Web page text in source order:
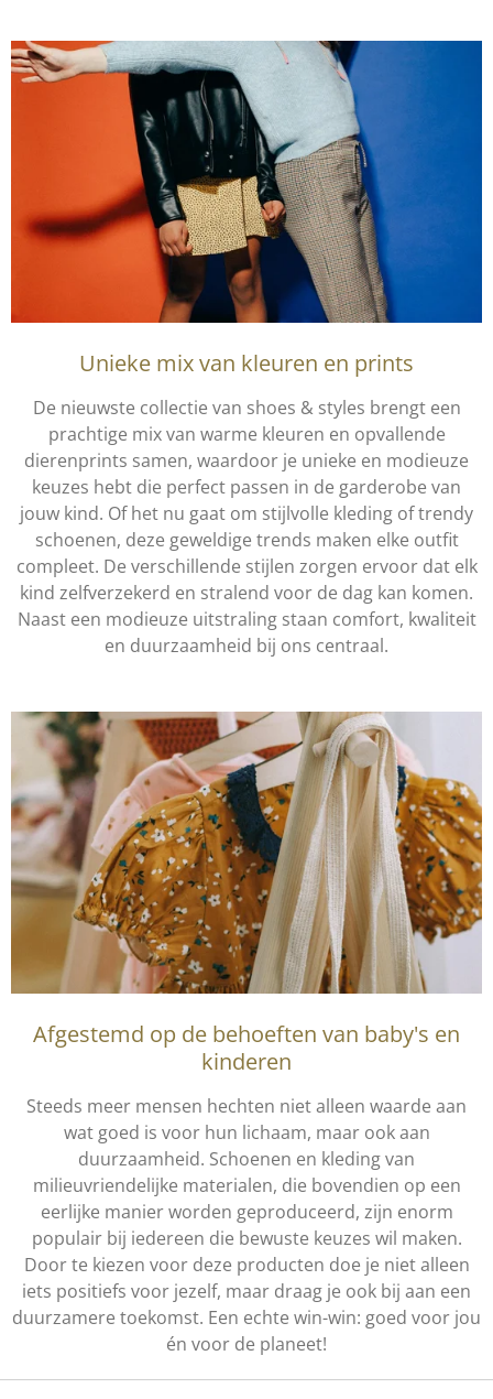
Unieke mix van kleuren en prints
De nieuwste collectie van shoes & styles brengt een
prachtige mix van warme kleuren en opvallende
dierenprints samen, waardoor je unieke en modieuze
keuzes hebt die perfect passen in de garderobe van
jouw kind. Of het nu gaat om stijlvolle kleding of trendy
schoenen, deze geweldige trends maken elke outfit
compleet. De verschillende stijlen zorgen ervoor dat elk
kind zelfverzekerd en stralend voor de dag kan komen.
Naast een modieuze uitstraling staan comfort, kwaliteit
en duurzaamheid bij ons centraal.
Afgestemd op de behoeften van baby's en
kinderen
Steeds meer mensen hechten niet alleen waarde aan
wat goed is voor hun lichaam, maar ook aan
duurzaamheid. Schoenen en kleding van
milieuvriendelijke materialen, die bovendien op een
eerlijke manier worden geproduceerd, zijn enorm
populair bij iedereen die bewuste keuzes wil maken.
Door te kiezen voor deze producten doe je niet alleen
iets positiefs voor jezelf, maar draag je ook bij aan een
duurzamere toekomst. Een echte win-win: goed voor jou
én voor de planeet!